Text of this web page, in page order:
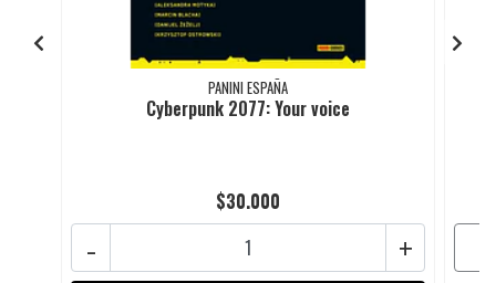
PANINI ESPAÑA
Cyberpunk 2077: Your voice
$30.000
+
-